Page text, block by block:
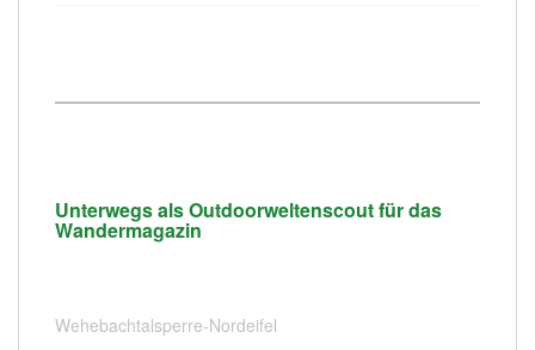
Unterwegs als Outdoorweltenscout für das
Wandermagazin
Wehebachtalsperre-Nordeifel